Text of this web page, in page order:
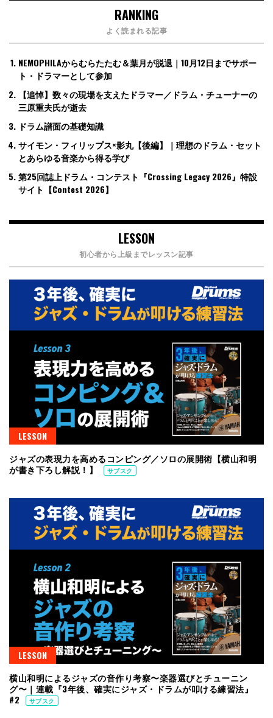
RANKING
よく読まれる記事
NEMOPHILAからむらたたむ＆葉月が脱退｜10月12日までサポー
ト・ドラマーとして参加
【追悼】数々の現場を支えたドラマー／ドラム・チューナーの
三原重夫氏が逝去
ドラム譜面の基礎知識
サイモン・フィリップス×影丸【後編】｜理想のドラム・セット
とあらゆる音楽から得る学び
第25回誌上ドラム・コンテスト『Crossing Legacy 2026』特設
サイト【Contest 2026】
LESSON
初心者から上級までレッスン記事
LESSON
ジャズの表現力を高めるコンピング／ソロの展開術【横山和明
が書き下ろし解説！】
サブスク
LESSON
横山和明によるジャズの音作り考察〜楽器選びとチューニン
グ〜｜連載『3年後、確実にジャズ・ドラムが叩ける練習法』
#2
サブスク